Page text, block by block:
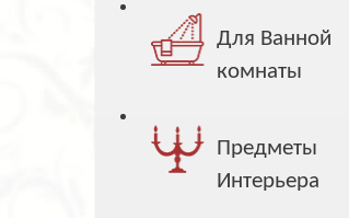
Для Ванной
комнаты
Предметы
Интерьера